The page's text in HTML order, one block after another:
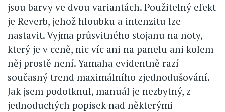
jsou barvy ve dvou variantách. Použitelný efekt
je Reverb, jehož hloubku a intenzitu lze
nastavit. Vyjma průsvitného stojanu na noty,
který je v ceně, nic víc ani na panelu ani kolem
něj prostě není. Yamaha evidentně razí
současný trend maximálního zjednodušování.
Jak jsem podotknul, manuál je nezbytný, z
jednoduchých popisek nad některými